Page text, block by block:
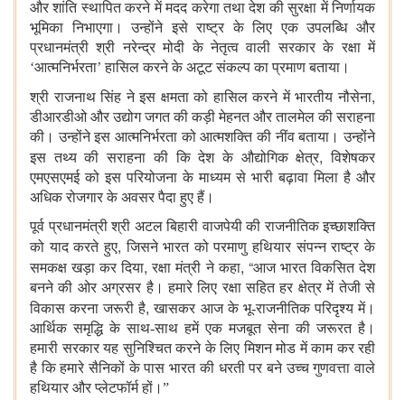
और शांति स्थापित करने में मदद करेगा तथा देश की सुरक्षा में निर्णायक
भूमिका निभाएगा। उन्होंने इसे राष्ट्र के लिए एक उपलब्धि और
प्रधानमंत्री श्री नरेन्‍द्र मोदी के नेतृत्व वाली सरकार के रक्षा में
‘आत्मनिर्भरता’ हासिल करने के अटूट संकल्प का प्रमाण बताया।
श्री राजनाथ सिंह ने इस क्षमता को हासिल करने में भारतीय नौसेना,
डीआरडीओ और उद्योग जगत की कड़ी मेहनत और तालमेल की सराहना
की। उन्होंने इस आत्मनिर्भरता को आत्मशक्ति की नींव बताया। उन्होंने
इस तथ्य की सराहना की कि देश के औद्योगिक क्षेत्र,विशेषकर
एमएसएमई को इस परियोजना के माध्यम से भारी बढ़ावा मिला है और
अधिक रोजगार के अवसर पैदा हुए हैं।
पूर्व प्रधानमंत्री श्री अटल बिहारी वाजपेयी की राजनीतिक इच्छाशक्ति
को याद करते हुए,जिसने भारत को परमाणु हथियार संपन्न राष्ट्र के
समकक्ष खड़ा कर दिया,रक्षा मंत्री ने कहा, “आज भारत विकसित देश
बनने की ओर अग्रसर है। हमारे लिए रक्षा सहित हर क्षेत्र में तेजी से
विकास करना जरूरी है,खासकर आज के भू-राजनीतिक परिदृश्य में।
आर्थिक समृद्धि के साथ-साथ हमें एक मजबूत सेना की जरूरत है।
हमारी सरकार यह सुनिश्चित करने के लिए मिशन मोड में काम कर रही
है कि हमारे सैनिकों के पास भारत की धरती पर बने उच्च गुणवत्ता वाले
हथियार और प्लेटफॉर्म हों।”